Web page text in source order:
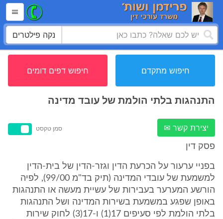
נקה פילטרים
חיפוש מתקדם חיפוש דפים דומים
התנהגות בלתי הולמת של עובד מדינה
יצירת קשר ✉ סמן טקסט
פסק דין
בפניי ערעור על הכרעת הדין וגזר-הדין של בית-הדין
למשמעת של עובדי המדינה (תיק בד"מ 99/00), לפיה
הורשע המערער בעבירות של עשיית מעשה או התנהגות
באופן שפגע במשמעת בשירות המדינה ושל התנהגות
בלתי הולמת לפי סעיפים 17(1) ו-17(3) לחוק שירות